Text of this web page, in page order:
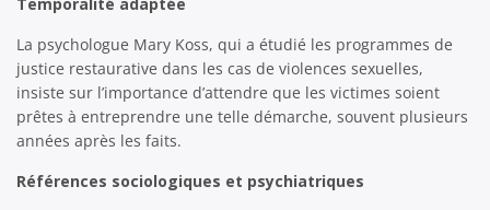
Temporalité adaptée
La psychologue Mary Koss, qui a étudié les programmes de
justice restaurative dans les cas de violences sexuelles,
insiste sur l’importance d’attendre que les victimes soient
prêtes à entreprendre une telle démarche, souvent plusieurs
années après les faits.
Références sociologiques et psychiatriques